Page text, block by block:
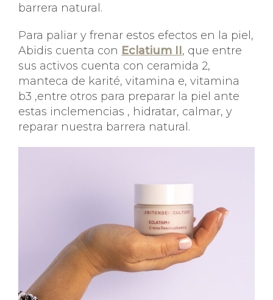
barrera natural.
Para paliar y frenar estos efectos en la piel,
Abidis cuenta con Eclatium II, que entre
sus activos cuenta con ceramida 2,
manteca de karité, vitamina e, vitamina
b3 ,entre otros para preparar la piel ante
estas inclemencias , hidratar, calmar, y
reparar nuestra barrera natural.